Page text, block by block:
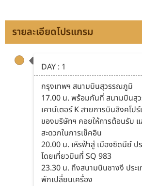
รายละเอียดโปรแกรม
DAY : 1
กรุงเทพฯ สนามบินสุวรรณภูมิ
17.00 น. พร้อมกันที่ สนามบินสุ
เคาน์เตอร์ K สายการบินสิงคโป
ของบริษัทฯ คอยให้การต้อนรับ แ
สะดวกในการเช็คอิน
20.00 น. เหิรฟ้าสู่ เมืองซิดนีย์ ป
โดยเที่ยวบินที่ SQ 983
23.30 น. ถึงสนามบินชางงี ประเ
พักเปลี่ยนเครื่อง